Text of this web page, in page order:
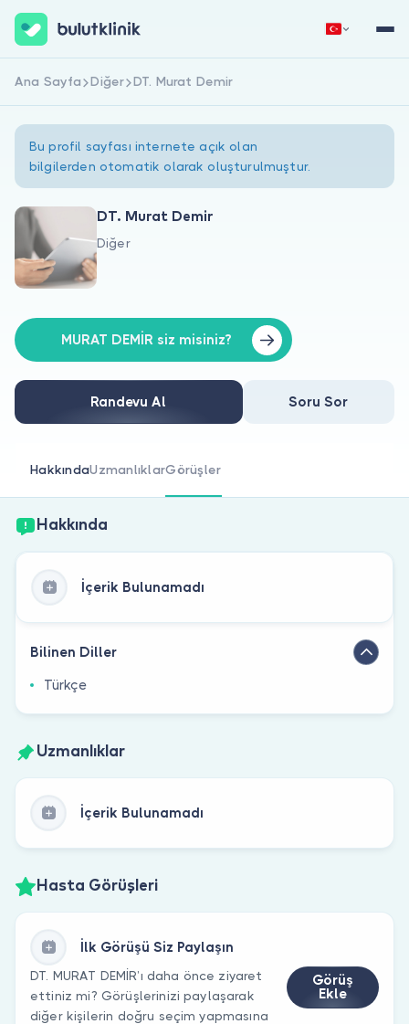
Hakkımızda
Doktorlar için
Doktor musunuz?
Hemen Kaydol
Ana Sayfa Diğer DT. Murat Demir
Bu profil sayfası internete açık olan
bilgilerden otomatik olarak oluşturulmuştur.
DT. Murat Demir
Diğer
MURAT DEMİR siz misiniz?
Randevu Al Soru Sor
HakkındaUzmanlıklarGörüşler
Hakkında
İçerik Bulunamadı
Bilinen Diller
Türkçe
Uzmanlıklar
İçerik Bulunamadı
Hasta Görüşleri
İlk Görüşü Siz Paylaşın
DT. MURAT DEMİR’ı daha önce ziyaret
ettiniz mi? Görüşlerinizi paylaşarak
diğer kişilerin doğru seçim yapmasına
Görüş
Ekle